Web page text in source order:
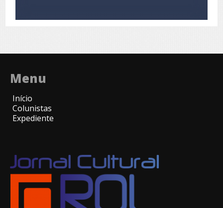
Menu
Início
Colunistas
Expediente